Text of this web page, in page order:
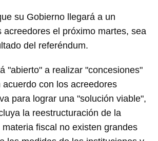
su Gobierno llegará a un
acreedores el próximo martes, sea
del referéndum.
"abierto" a realizar "concesiones"
acuerdo con los acreedores
para lograr una "solución viable",
la reestructuración de la
fiscal no existen grandes